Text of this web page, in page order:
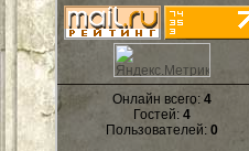
Онлайн всего: 4
Гостей: 4
Пользователей: 0